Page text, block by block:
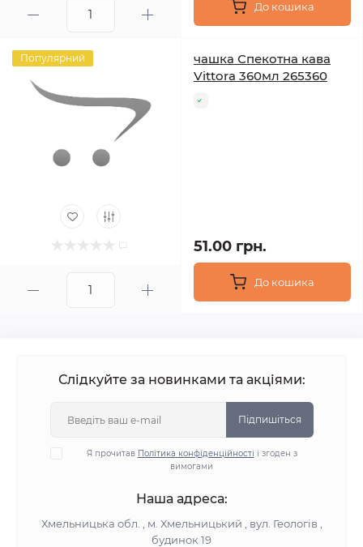
До кошика
Популярний
чашка Спекотна кава
Vittora 360мл 265360
51.00 грн.
До кошика
Слідкуйте за новинками та акціями:
Підпишіться
Я прочитав Політика конфіденційності і згоден з
вимогами
Наша адреса:
Хмельницька обл. , м. Хмельницький , вул. Геологів ,
будинок 19